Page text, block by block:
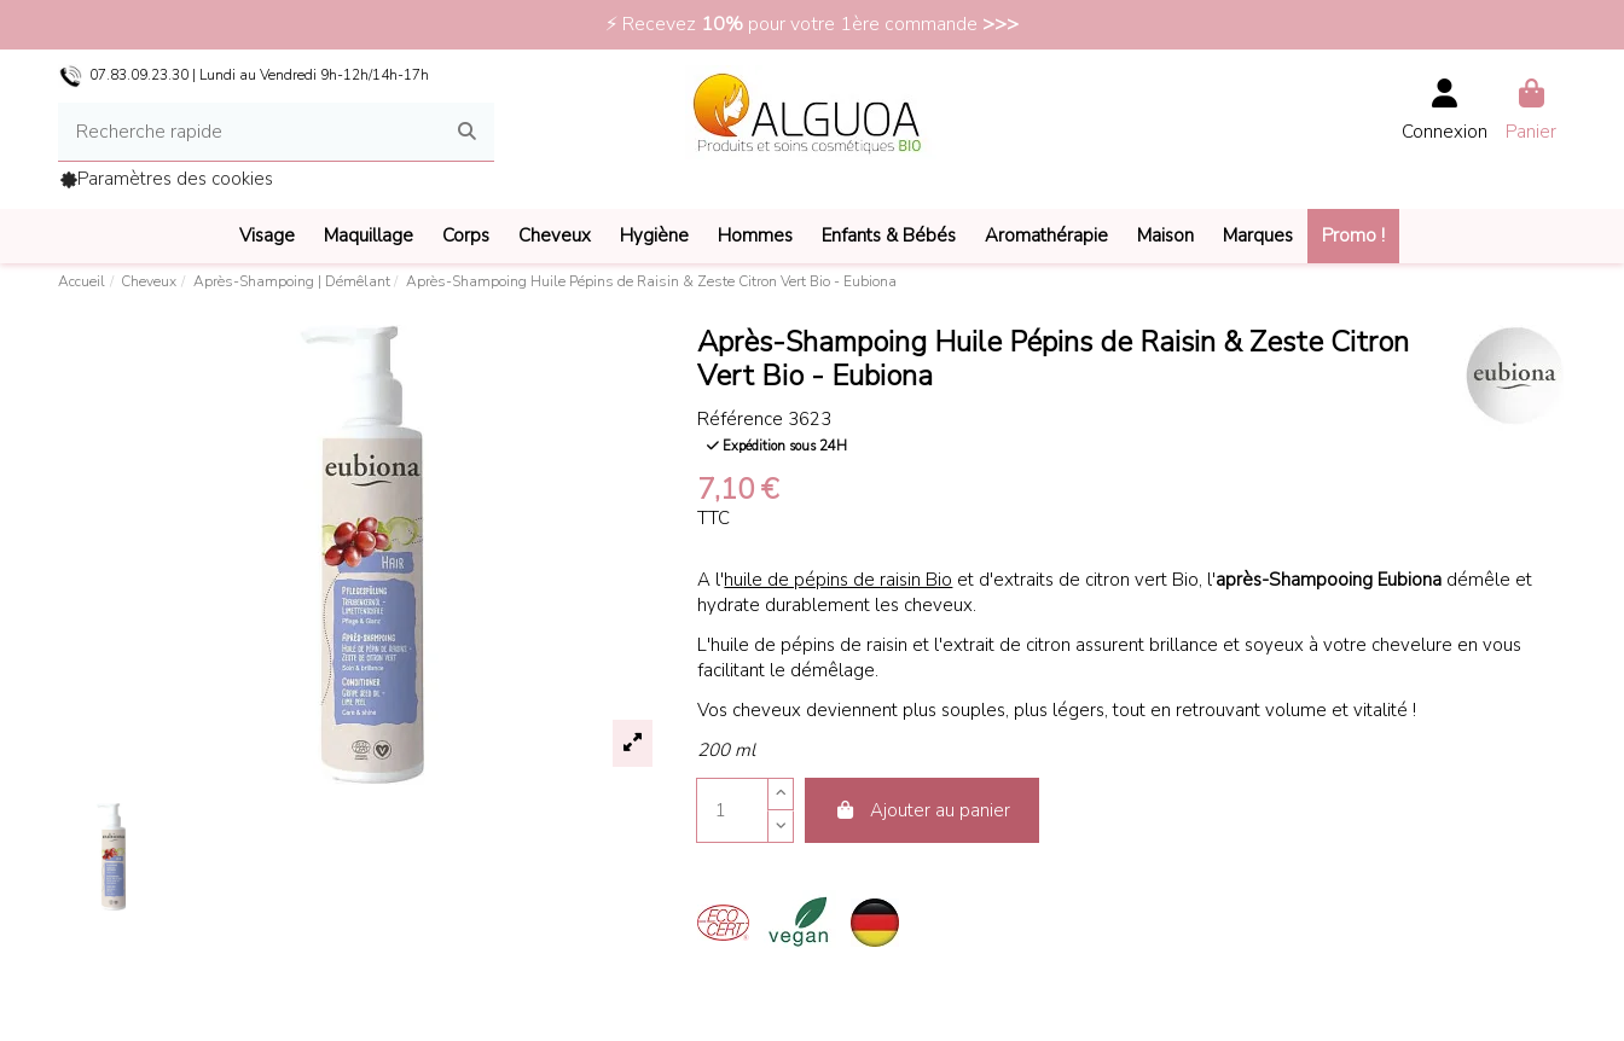
07.83.09.23.30 | Lundi au Vendredi 9h-12h/14h-17h
Connexion
Panier
Paramètres des cookies
Visage Maquillage Corps Cheveux Hygiène Hommes Enfants & Bébés Aromathérapie Maison Marques Promo !
Accueil Cheveux Après-Shampoing | Démêlant Après-Shampoing Huile Pépins de Raisin & Zeste Citron Vert Bio - Eubiona
Après-Shampoing Huile Pépins de Raisin & Zeste Citron
Vert Bio - Eubiona
Référence 3623
Expédition sous 24H
7,10 €
TTC
A l'huile de pépins de raisin Bio et d'extraits de citron vert Bio, l'après-Shampooing Eubiona démêle et
hydrate durablement les cheveux.
L'huile de pépins de raisin et l'extrait de citron assurent brillance et soyeux à votre chevelure en vous
facilitant le démêlage.
Vos cheveux deviennent plus souples, plus légers, tout en retrouvant volume et vitalité !
200 ml
Ajouter au panier